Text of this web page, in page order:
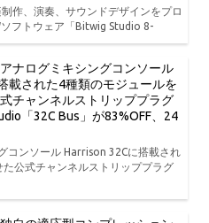
作、演奏、サウンドデザインをプロ
フトウェア「Bitwig Studio 8-
アナログミキシングコンソール
載された4種類のモジュールを
チャンネルストリッププラグ
「32C Bus」が83%OFF、24
コンソール Harrison 32Cに搭載され
公式チャンネルストリッププラグ